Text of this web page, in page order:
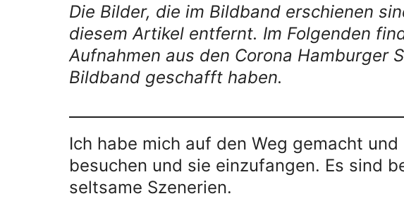
Die Bilder, die im Bildband erschienen
diesem Artikel entfernt. Im Folgenden
Aufnahmen aus den Corona Hamburger
Bildband geschafft haben.
Ich habe mich auf den Weg gemacht
besuchen und sie einzufangen. Es sind
seltsame Szenerien.